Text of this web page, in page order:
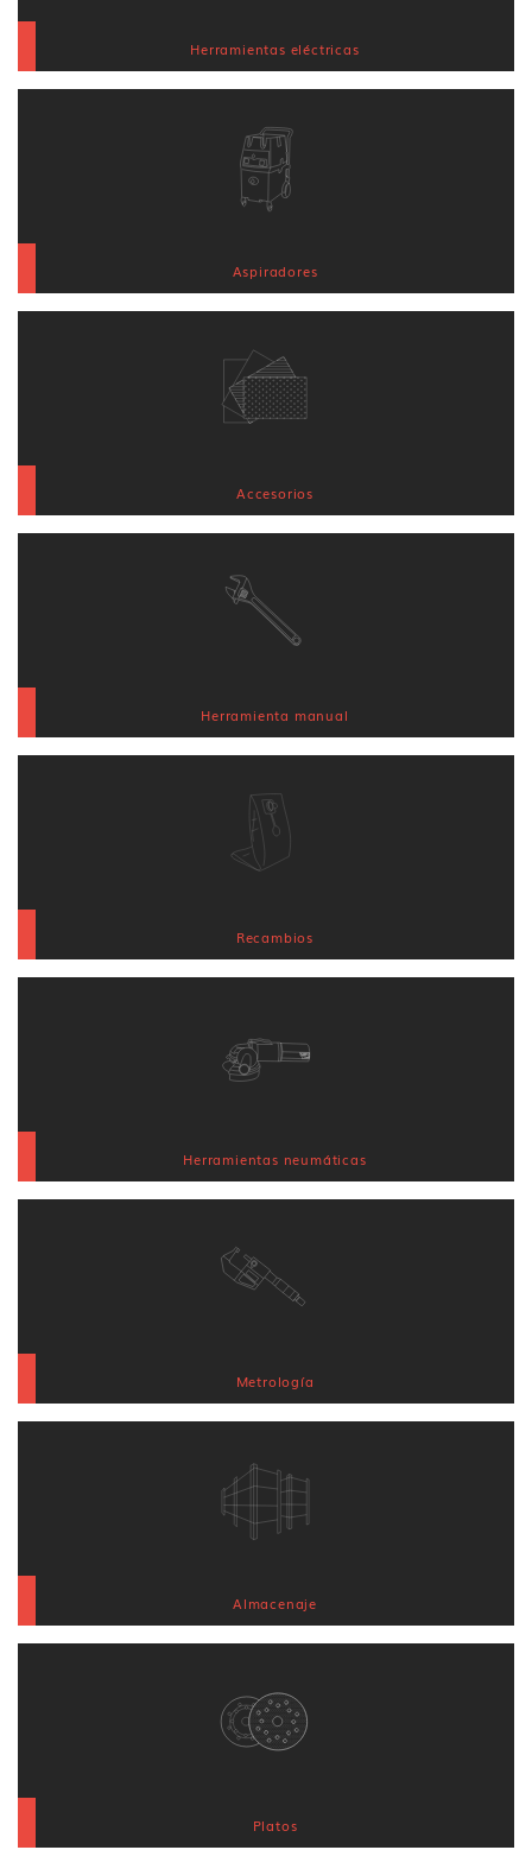
Herramientas eléctricas
Aspiradores
Accesorios
Herramienta manual
Recambios
Herramientas neumáticas
Metrología
Almacenaje
Platos